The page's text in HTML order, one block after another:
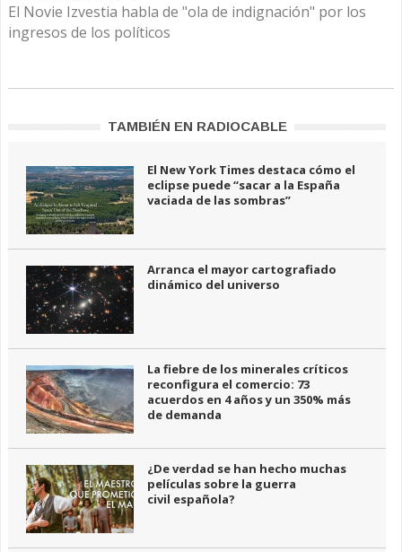
El Novie Izvestia habla de "ola de indignación" por los
ingresos de los políticos
TAMBIÉN EN RADIOCABLE
El New York Times destaca cómo el
eclipse puede “sacar a la España
vaciada de las sombras”
Arranca el mayor cartografiado
dinámico del universo
La fiebre de los minerales críticos
reconfigura el comercio: 73
acuerdos en 4 años y un 350% más
de demanda
¿De verdad se han hecho muchas
películas sobre la guerra
civil española?